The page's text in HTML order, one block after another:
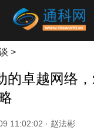
产业资讯 企业
>
的卓越网络
11:02:02 · 赵法彬